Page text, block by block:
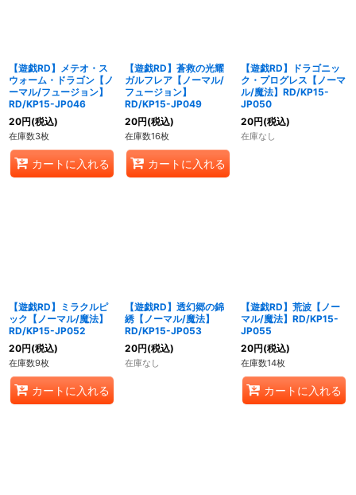
【遊戯RD】メテオ・ス
ウォーム・ドラゴン【ノ
ーマル/フュージョン】
RD/KP15-JP046
20円(税込)
在庫数3枚
カートに入れる
【遊戯RD】蒼救の光耀
ガルフレア【ノーマル/
フュージョン】
RD/KP15-JP049
20円(税込)
在庫数16枚
カートに入れる
【遊戯RD】ドラゴニッ
ク・プログレス【ノーマ
ル/魔法】RD/KP15-
JP050
20円(税込)
在庫なし
【遊戯RD】ミラクルピ
ック【ノーマル/魔法】
RD/KP15-JP052
20円(税込)
在庫数9枚
カートに入れる
【遊戯RD】透幻郷の錦
綉【ノーマル/魔法】
RD/KP15-JP053
20円(税込)
在庫なし
【遊戯RD】荒波【ノー
マル/魔法】RD/KP15-
JP055
20円(税込)
在庫数14枚
カートに入れる